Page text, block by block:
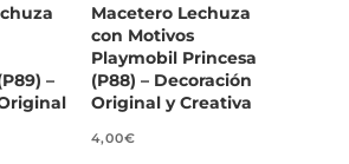
–
Macetero Lechuza
con Motivos
Playmobil Princesa
(P88) – Decoración
Original y Creativa
4,00€